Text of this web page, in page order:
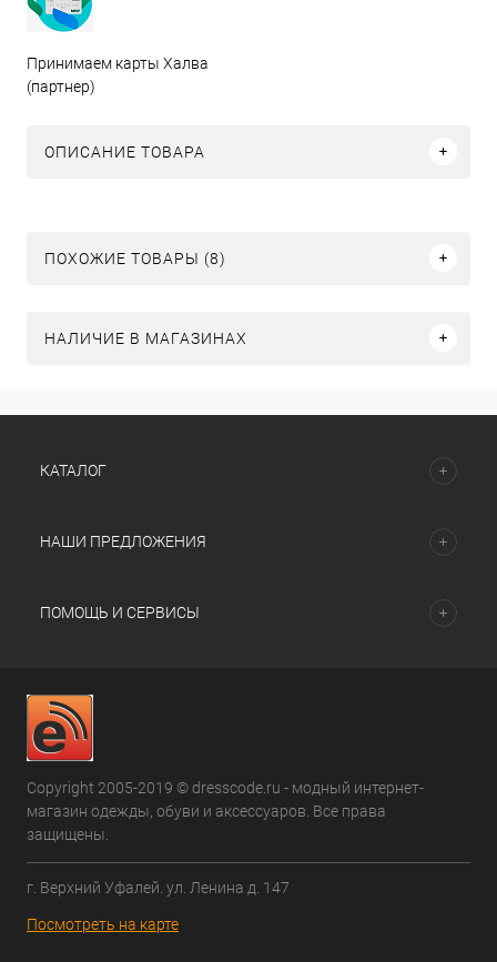
Принимаем карты Халва
(партнер)
ОПИСАНИЕ ТОВАРА
ПОХОЖИЕ ТОВАРЫ (8)
НАЛИЧИЕ В МАГАЗИНАХ
КАТАЛОГ
НАШИ ПРЕДЛОЖЕНИЯ
ПОМОЩЬ И СЕРВИСЫ
Copyright 2005-2019 © dresscode.ru - модный интернет-
магазин одежды, обуви и аксессуаров. Все права
защищены.
г. Верхний Уфалей. ул. Ленина д. 147
Посмотреть на карте